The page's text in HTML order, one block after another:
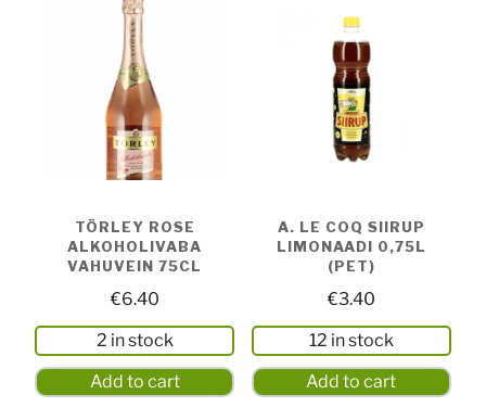
TÖRLEY ROSE
ALKOHOLIVABA
VAHUVEIN 75CL
€6.40
2 in stock
Add to cart
A. LE COQ SIIRUP
LIMONAADI 0,75L
(PET)
€3.40
12 in stock
Add to cart